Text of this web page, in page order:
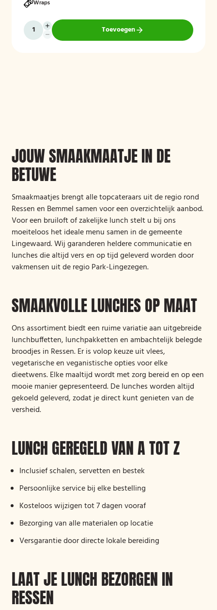
Wraps
Toevoegen
JOUW SMAAKMAATJE IN DE
BETUWE
Smaakmaatjes brengt alle topcateraars uit de regio rond
Ressen en Bemmel samen voor een overzichtelijk aanbod.
Voor een bruiloft of zakelijke lunch stelt u bij ons
moeiteloos het ideale menu samen in de gemeente
Lingewaard. Wij garanderen heldere communicatie en
lunches die altijd vers en op tijd geleverd worden door
vakmensen uit de regio Park-Lingezegen.
SMAAKVOLLE LUNCHES OP MAAT
Ons assortiment biedt een ruime variatie aan uitgebreide
lunchbuffetten, lunchpakketten en ambachtelijk belegde
broodjes in Ressen. Er is volop keuze uit vlees,
vegetarische en veganistische opties voor elke
dieetwens. Elke maaltijd wordt met zorg bereid en op een
mooie manier gepresenteerd. De lunches worden altijd
gekoeld geleverd, zodat je direct kunt genieten van de
versheid.
LUNCH GEREGELD VAN A TOT Z
Inclusief schalen, servetten en bestek
Persoonlijke service bij elke bestelling
Kosteloos wijzigen tot 7 dagen vooraf
Bezorging van alle materialen op locatie
Versgarantie door directe lokale bereiding
LAAT JE LUNCH BEZORGEN IN
RESSEN